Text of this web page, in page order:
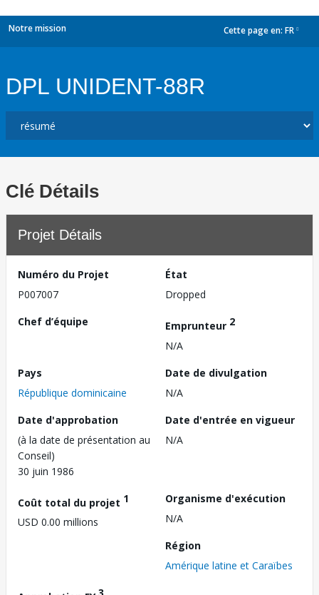
Notre mission Cette page en: FR
DPL UNIDENT-88R
Clé Détails
Projet Détails
Numéro du Projet
P007007
État
Dropped
Chef d’équipe
Emprunteur 2
N/A
Pays
République dominicaine
Date de divulgation
N/A
Date d'approbation
(à la date de présentation au
Conseil)
30 juin 1986
Date d'entrée en vigueur
N/A
Coût total du projet 1
USD 0.00 millions
Organisme d'exécution
N/A
Région
Amérique latine et Caraïbes
3